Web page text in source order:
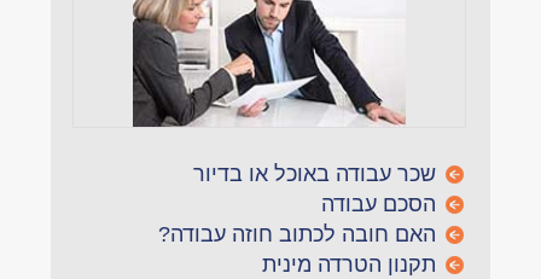
שכר עבודה באוכל או בדיור
הסכם עבודה
האם חובה לכתוב חוזה עבודה?
תקנון הטרדה מינית